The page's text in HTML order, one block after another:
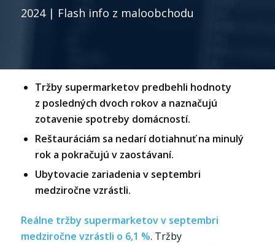
2024 | Flash info z maloobchodu
Tržby supermarketov predbehli hodnoty
z posledných dvoch rokov a naznačujú
zotavenie spotreby domácností.
Reštauráciám sa nedarí dotiahnuť na minulý
rok a pokračujú v zaostávaní.
Ubytovacie zariadenia v septembri
medziročne vzrástli.
Reálne tržby supermarketov v septembri
medziročne vzrástli o 6,1 %. Tržby